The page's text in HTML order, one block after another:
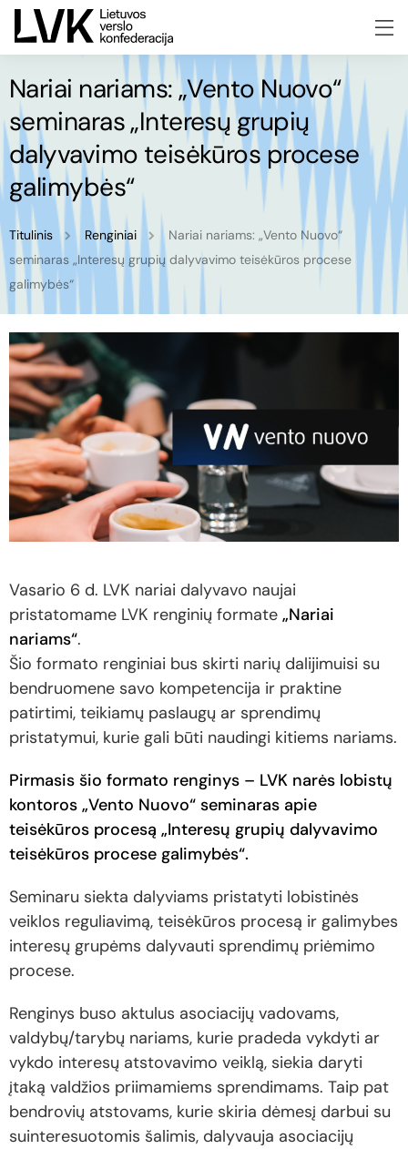
Nariai nariams: „Vento Nuovo“
seminaras „Interesų grupių
dalyvavimo teisėkūros procese
galimybės“
Titulinis Renginiai
Nariai nariams: „Vento Nuovo“
seminaras „Interesų grupių dalyvavimo teisėkūros procese
galimybės“
Vasario 6 d. LVK nariai dalyvavo naujai
pristatomame LVK renginių formate „Nariai
nariams“.
Šio formato renginiai bus skirti narių dalijimuisi su
bendruomene savo kompetencija ir praktine
patirtimi, teikiamų paslaugų ar sprendimų
pristatymui, kurie gali būti naudingi kitiems nariams.
Pirmasis šio formato renginys – LVK narės lobistų
kontoros „Vento Nuovo“ seminaras apie
teisėkūros procesą „Interesų grupių dalyvavimo
teisėkūros procese galimybės“.
Seminaru siekta dalyviams pristatyti lobistinės
veiklos reguliavimą, teisėkūros procesą ir galimybes
interesų grupėms dalyvauti sprendimų priėmimo
procese.
Renginys buso aktulus asociacijų vadovams,
valdybų/tarybų nariams, kurie pradeda vykdyti ar
vykdo interesų atstovavimo veiklą, siekia daryti
įtaką valdžios priimamiems sprendimams. Taip pat
bendrovių atstovams, kurie skiria dėmesį darbui su
suinteresuotomis šalimis, dalyvauja asociacijų